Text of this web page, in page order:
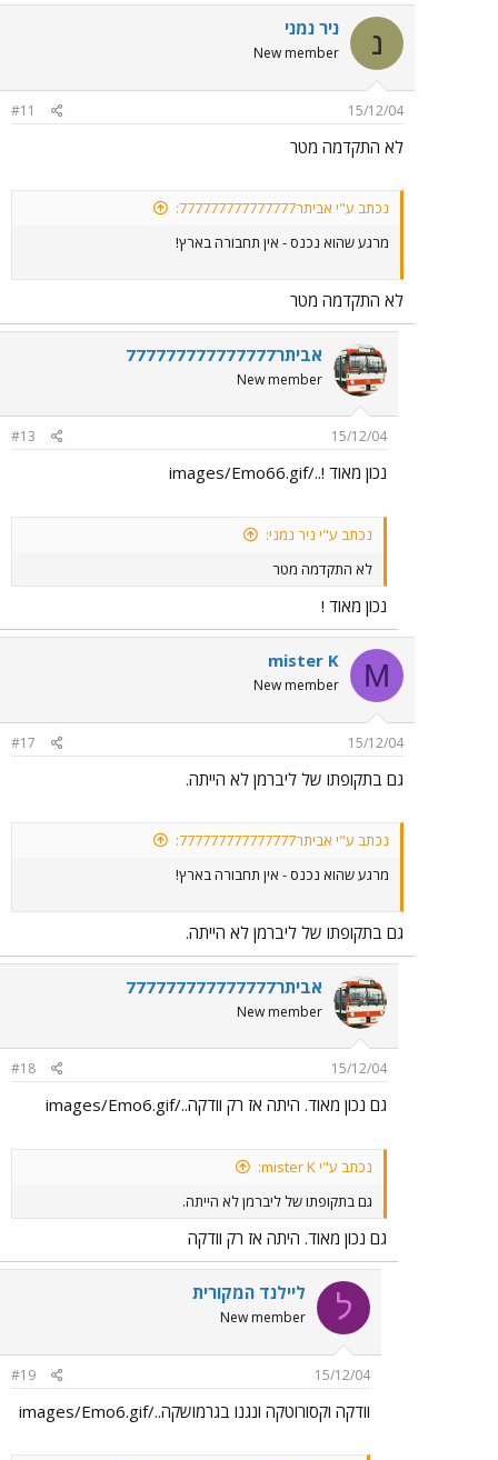
נ ניר נמני
New member
15/12/04
#11
לא התקדמה מטר
נכתב ע"י אביתר777777777777777:
מרגע שהוא נכנס - אין תחבורה בארץ!
לא התקדמה מטר
אביתר777777777777777
New member
15/12/04
#13
נכון מאוד !../images/Emo66.gif
נכתב ע"י ניר נמני:
לא התקדמה מטר
נכון מאוד !
M
mister K
New member
15/12/04
#17
גם בתקופתו של ליברמן לא הייתה.
נכתב ע"י אביתר777777777777777:
מרגע שהוא נכנס - אין תחבורה בארץ!
גם בתקופתו של ליברמן לא הייתה.
אביתר777777777777777
New member
15/12/04
#18
גם נכון מאוד. היתה אז רק וודקה../images/Emo6.gif
נכתב ע"י mister K:
גם בתקופתו של ליברמן לא הייתה.
גם נכון מאוד. היתה אז רק וודקה
ל ליילנד המקורית
New member
15/12/04
#19
וודקה וקסורוטקה ונגנו בגרמושקה../images/Emo6.gif